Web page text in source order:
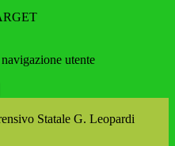
utente
Statale G. Leopardi